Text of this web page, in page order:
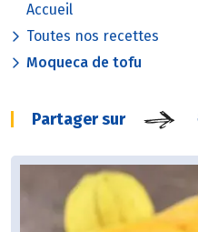
Accueil
Toutes nos recettes
Moqueca de tofu
Partager sur